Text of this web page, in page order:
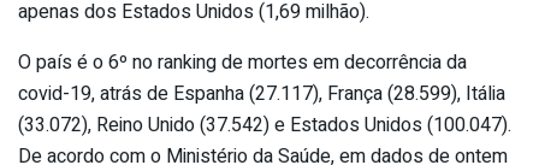
apenas dos Estados Unidos (1,69 milhão).
O país é o 6º no ranking de mortes em decorrência da
covid-19, atrás de Espanha (27.117), França (28.599), Itália
(33.072), Reino Unido (37.542) e Estados Unidos (100.047).
De acordo com o Ministério da Saúde, em dados de ontem